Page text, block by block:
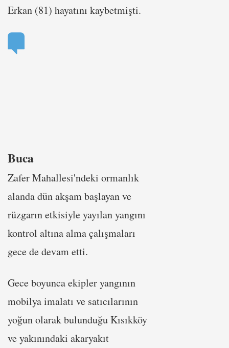
Erkan (81) hayatını kaybetmişti.
Buca
Zafer Mahallesi'ndeki ormanlık
alanda dün akşam başlayan ve
rüzgarın etkisiyle yayılan yangını
kontrol altına alma çalışmaları
gece de devam etti.
Gece boyunca ekipler yangının
mobilya imalatı ve satıcılarının
yoğun olarak bulunduğu Kısıkköy
ve yakınındaki akaryakıt